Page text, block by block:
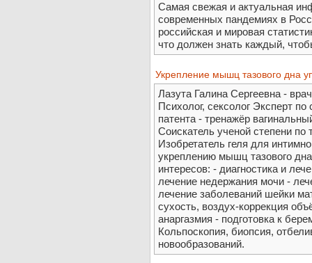
Самая свежая и актуальная
современных пандемиях в
российская и мировая
что должен знать каждый,
Укрепление мышц тазового дна
Лазута Галина Сергеевна -
Психолог, сексолог Эксперт
патента - тренажёр
Соискатель ученой степени по
Изобретатель геля для
укреплению мышц тазового
интересов: - диагностика и
лечение недержания мочи -
лечение заболеваний шейки
сухость, воздух-коррекция
анаргазмия - подготовка к
Кольпоскопия, биопсия,
новообразований.